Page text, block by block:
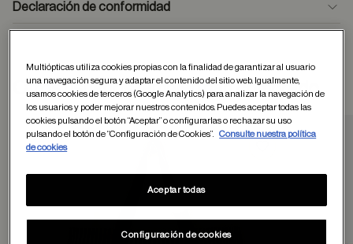
Declaración de conformidad
Otros usuarios tambien han comprado
Multiópticas utiliza cookies propias con la finalidad de garantizar al usuario
una navegación segura y adaptar el contenido del sitio web. Igualmente,
usamos cookies de terceros (Google Analytics) para analizar la navegación de
los usuarios y poder mejorar nuestros contenidos. Puedes aceptar todas las
cookies pulsando el botón “Aceptar” o configurarlas o rechazar su uso
pulsando el botón de “Configuración de Cookies”.
Consulte nuestra política
de cookies
Configuración de cookies
Aceptar todas